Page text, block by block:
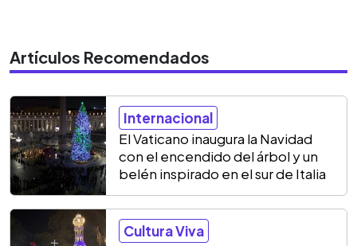
Artículos Recomendados
Internacional
El Vaticano inaugura la Navidad
con el encendido del árbol y un
belén inspirado en el sur de Italia
Cultura Viva